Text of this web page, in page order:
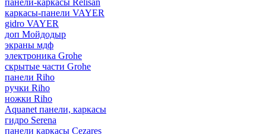
панели-каркасы Relisan
каркасы-панели VAYER
gidro VAYER
доп Мойдодыр
экраны мдф
электроника Grohe
скрытые части Grohe
панели Riho
ручки Riho
ножки Riho
Aquanet панели, каркасы
гидро Serena
панели каркасы Cezares